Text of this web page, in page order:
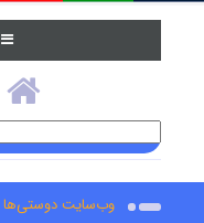
وب‌سایت دوستی‌ها